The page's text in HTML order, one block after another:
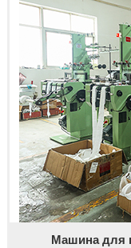
Машина для